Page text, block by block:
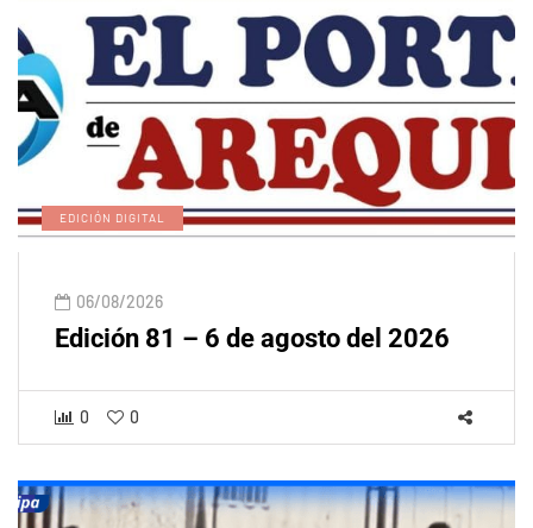
EDICIÓN DIGITAL
06/08/2026
Edición 81 – 6 de agosto del 2026
0 0